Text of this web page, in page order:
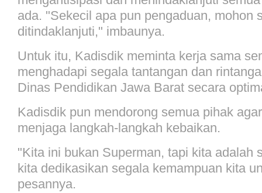
ada. "Sekecil apa pun pengaduan, mohon
ditindaklanjuti," imbaunya.
Untuk itu, Kadisdik meminta kerja sama
menghadapi segala tantangan dan
Dinas Pendidikan Jawa Barat secara
Kadisdik pun mendorong semua pihak
menjaga langkah-langkah kebaikan.
"Kita ini bukan Superman, tapi kita adalah
kita dedikasikan segala kemampuan kita
pesannya.